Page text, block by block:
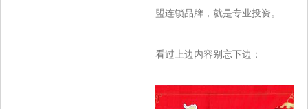
盟连锁品牌，就是专业投资。
看过上边内容别忘下边：